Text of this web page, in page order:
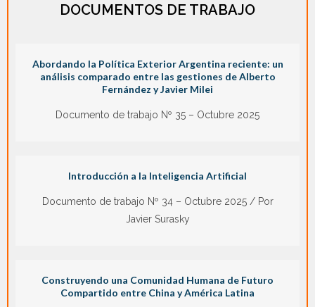
DOCUMENTOS DE TRABAJO
Abordando la Política Exterior Argentina reciente: un
análisis comparado entre las gestiones de Alberto
Fernández y Javier Milei
Documento de trabajo Nº 35 – Octubre 2025
Introducción a la Inteligencia Artificial
Documento de trabajo Nº 34 – Octubre 2025 / Por
Javier Surasky
Construyendo una Comunidad Humana de Futuro
Compartido entre China y América Latina